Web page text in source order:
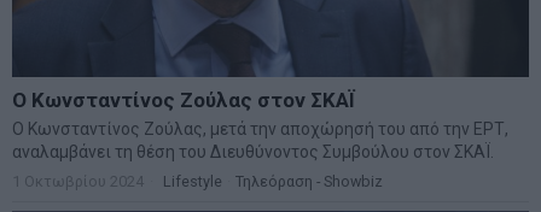
Ο Κωνσταντίνος Ζούλας στον ΣΚΑΪ
Ο Κωνσταντίνος Ζούλας, μετά την αποχώρησή του από την ΕΡΤ,
αναλαμβάνει τη θέση του Διευθύνοντος Συμβούλου στον ΣΚΑΪ.
1 Οκτωβρίου 2024 Lifestyle Τηλεόραση - Showbiz